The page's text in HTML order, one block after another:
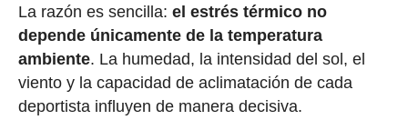
La razón es sencilla: el estrés térmico no
depende únicamente de la temperatura
ambiente. La humedad, la intensidad del sol, el
viento y la capacidad de aclimatación de cada
deportista influyen de manera decisiva.